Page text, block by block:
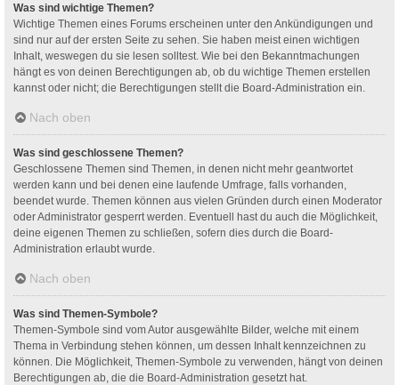
Was sind wichtige Themen?
Wichtige Themen eines Forums erscheinen unter den Ankündigungen und
sind nur auf der ersten Seite zu sehen. Sie haben meist einen wichtigen
Inhalt, weswegen du sie lesen solltest. Wie bei den Bekanntmachungen
hängt es von deinen Berechtigungen ab, ob du wichtige Themen erstellen
kannst oder nicht; die Berechtigungen stellt die Board-Administration ein.
Nach oben
Was sind geschlossene Themen?
Geschlossene Themen sind Themen, in denen nicht mehr geantwortet
werden kann und bei denen eine laufende Umfrage, falls vorhanden,
beendet wurde. Themen können aus vielen Gründen durch einen Moderator
oder Administrator gesperrt werden. Eventuell hast du auch die Möglichkeit,
deine eigenen Themen zu schließen, sofern dies durch die Board-
Administration erlaubt wurde.
Nach oben
Was sind Themen-Symbole?
Themen-Symbole sind vom Autor ausgewählte Bilder, welche mit einem
Thema in Verbindung stehen können, um dessen Inhalt kennzeichnen zu
können. Die Möglichkeit, Themen-Symbole zu verwenden, hängt von deinen
Berechtigungen ab, die die Board-Administration gesetzt hat.